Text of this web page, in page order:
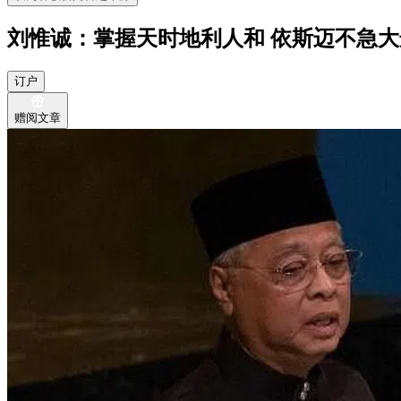
刘惟诚：掌握天时地利人和 依斯迈不急
订户
赠阅文章